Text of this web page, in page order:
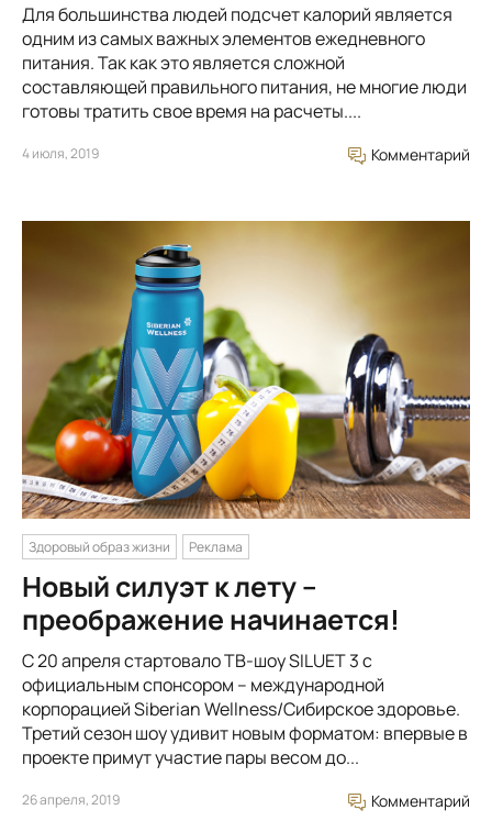
Для большинства людей подсчет калорий является
одним из самых важных элементов ежедневного
питания. Так как это является сложной
составляющей правильного питания, не многие люди
готовы тратить свое время на расчеты....
4 июля, 2019 Комментарий
Здоровый образ жизни Реклама
Новый силуэт к лету –
преображение начинается!
С 20 апреля стартовало ТВ-шоу SILUET 3 с
официальным спонсором – международной
корпорацией Siberian Wellness/Сибирское здоровье.
Третий сезон шоу удивит новым форматом: впервые в
проекте примут участие пары весом до...
26 апреля, 2019 Комментарий